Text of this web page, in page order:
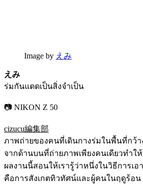
Image by えみ
えみ
ร่มกันแดดเป็นสิ่งจำเป็น
📷 NIKON Z 50
cizucu編集部
ภาพถ่ายของคนที่เดินกางร่มในพื้นที่กว้
จากด้านบนที่ถ่ายภาพเพียงคนเดียวทำใ
ผลงานนี้สอนให้เรารู้ว่าหนึ่งในวิธีการเ
คือการสังเกตทิวทัศน์และผู้คนในฤดูร้อน